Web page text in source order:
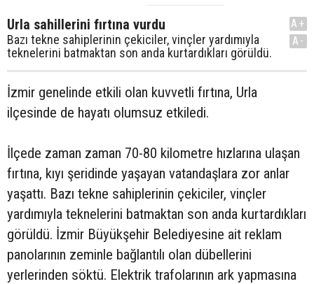
Urla sahillerini fırtına vurdu
Bazı tekne sahiplerinin çekiciler, vinçler yardımıyla
teknelerini batmaktan son anda kurtardıkları görüldü.
A+
A-
İzmir genelinde etkili olan kuvvetli fırtına, Urla
ilçesinde de hayatı olumsuz etkiledi.
İlçede zaman zaman 70-80 kilometre hızlarına ulaşan
fırtına, kıyı şeridinde yaşayan vatandaşlara zor anlar
yaşattı. Bazı tekne sahiplerinin çekiciler, vinçler
yardımıyla teknelerini batmaktan son anda kurtardıkları
görüldü. İzmir Büyükşehir Belediyesine ait reklam
panolarının zeminle bağlantılı olan dübellerini
yerlerinden söktü. Elektrik trafolarının ark yapmasına